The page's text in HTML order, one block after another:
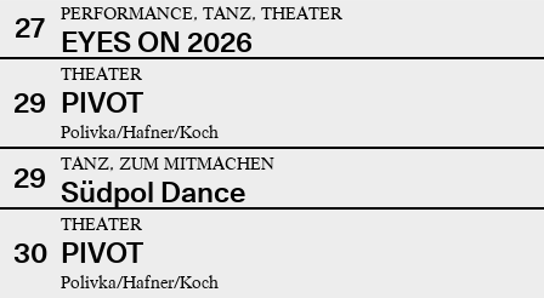
27 PERFORMANCE, TANZ, THEATER
EYES ON 2026
29
THEATER
PIVOT
Polivka/Hafner/Koch
29 TANZ, ZUM MITMACHEN
Südpol Dance
30
THEATER
PIVOT
Polivka/Hafner/Koch